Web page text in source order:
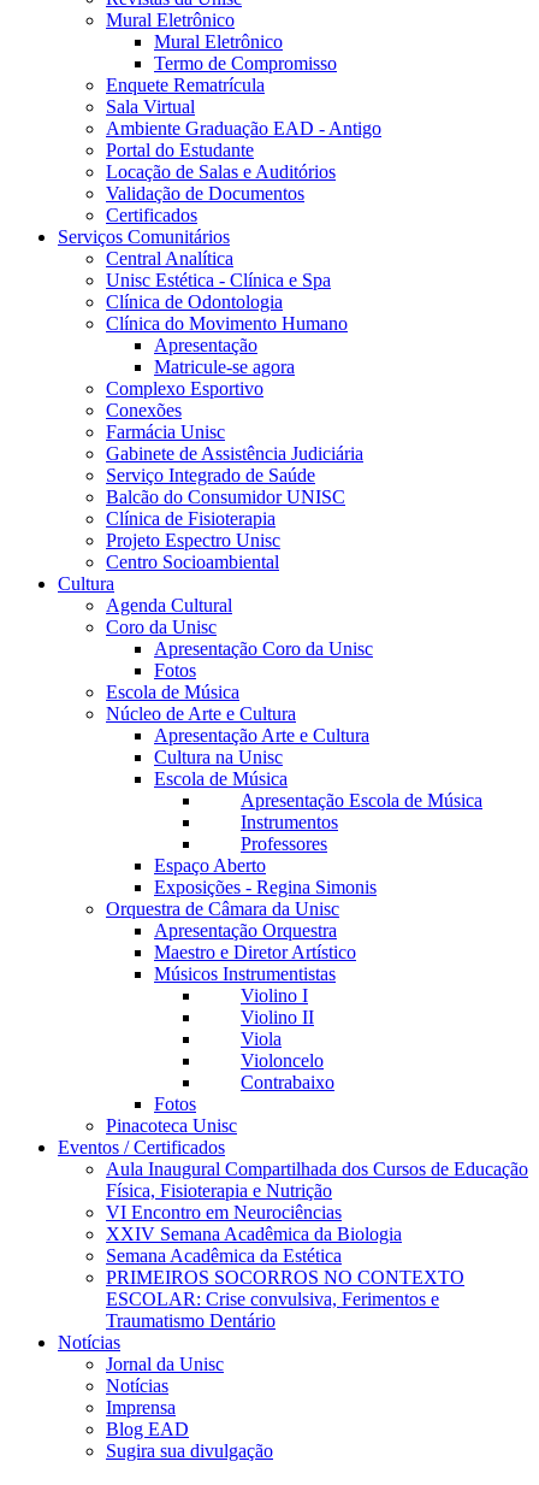
Mural Eletrônico
Mural Eletrônico
Termo de Compromisso
Enquete Rematrícula
Sala Virtual
Ambiente Graduação EAD - Antigo
Portal do Estudante
Locação de Salas e Auditórios
Validação de Documentos
Certificados
Serviços Comunitários
Central Analítica
Unisc Estética - Clínica e Spa
Clínica de Odontologia
Clínica do Movimento Humano
Apresentação
Matricule-se agora
Complexo Esportivo
Conexões
Farmácia Unisc
Gabinete de Assistência Judiciária
Serviço Integrado de Saúde
Balcão do Consumidor UNISC
Clínica de Fisioterapia
Projeto Espectro Unisc
Centro Socioambiental
Cultura
Agenda Cultural
Coro da Unisc
Apresentação Coro da Unisc
Fotos
Escola de Música
Núcleo de Arte e Cultura
Apresentação Arte e Cultura
Cultura na Unisc
Escola de Música
Apresentação Escola de Música
Instrumentos
Professores
Espaço Aberto
Exposições - Regina Simonis
Orquestra de Câmara da Unisc
Apresentação Orquestra
Maestro e Diretor Artístico
Músicos Instrumentistas
Violino I
Violino II
Viola
Violoncelo
Contrabaixo
Fotos
Pinacoteca Unisc
Eventos / Certificados
Aula Inaugural Compartilhada dos Cursos de Educação
Física, Fisioterapia e Nutrição
VI Encontro em Neurociências
XXIV Semana Acadêmica da Biologia
Semana Acadêmica da Estética
PRIMEIROS SOCORROS NO CONTEXTO
ESCOLAR: Crise convulsiva, Ferimentos e
Traumatismo Dentário
Notícias
Jornal da Unisc
Notícias
Imprensa
Blog EAD
Sugira sua divulgação